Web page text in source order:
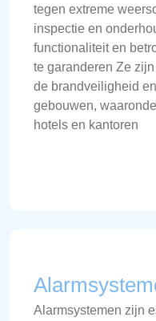
tegen extreme
inspectie en
functionaliteit en
te garanderen Ze
de brandveiligheid
gebouwen,
hotels en kantoren
Alarmsystemen zijn